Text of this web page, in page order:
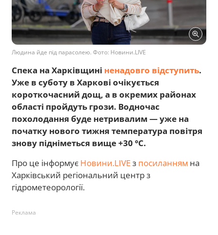
Людина йде під парасолею. Фото: Новини.LIVE
Спека на Харківщині ненадовго відступить.
Уже в суботу в Харкові очікується
короткочасний дощ, а в окремих районах
області пройдуть грози. Водночас
похолодання буде нетривалим — уже на
початку нового тижня температура повітря
знову підніметься вище +30 °С.
Про це інформує Новини.LIVEз посиланням на
Харківський регіональний центр з
гідрометеорології.
Реклама